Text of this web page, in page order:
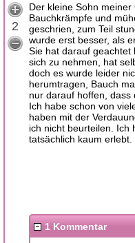
2
Der kleine Sohn
Bauchkrämpfe und
geschrien, zum Teil
wurde erst besser, als
Sie hat darauf geachtet
sich zu nehmen, hat
doch es wurde leider
herumtragen, Bauch
nur darauf hoffen, dass
Ich habe schon von
haben mit der
ich nicht beurteilen. Ich
tatsächlich kaum erlebt.
1 Kommentar